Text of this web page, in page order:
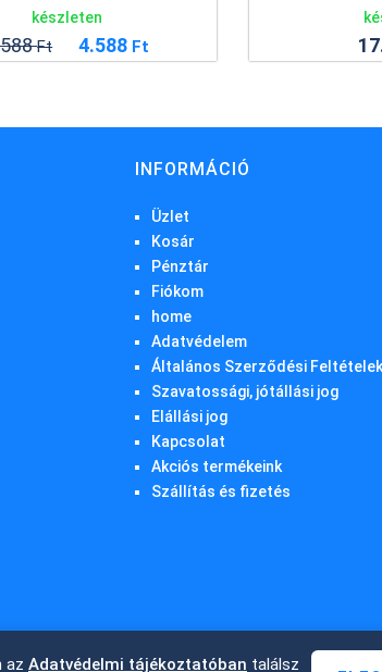
az Adatvédelmi tájékoztatóban találsz
készleten
Ft 4.588Ft
INFORMÁCIÓ
Üzlet
Kosár
Pénztár
Fiókom
home
Adatvédelem
Általános Szerződési Feltételek
Szavatossági, jótállási jog
Elállási jog
Kapcsolat
Akciós termékeink
Szállítás és fizetés